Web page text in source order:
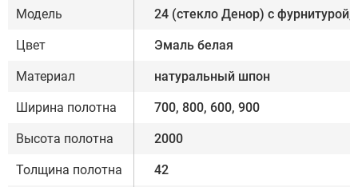
Модель 24 (стекло Денор) с фурнитурой,
Цвет Эмаль белая
Материал натуральный шпон
Ширина полотна 700, 800, 600, 900
Высота полотна 2000
Толщина полотна 42